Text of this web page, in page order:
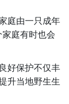
庭由一只成年
庭有时也会
好保护不仅丰
升当地野生生